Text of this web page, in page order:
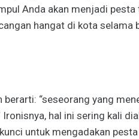
Anda akan menjadi pesta
hangat di kota selama
berarti: “seseorang yang
hal ini sering kali
untuk mengadakan